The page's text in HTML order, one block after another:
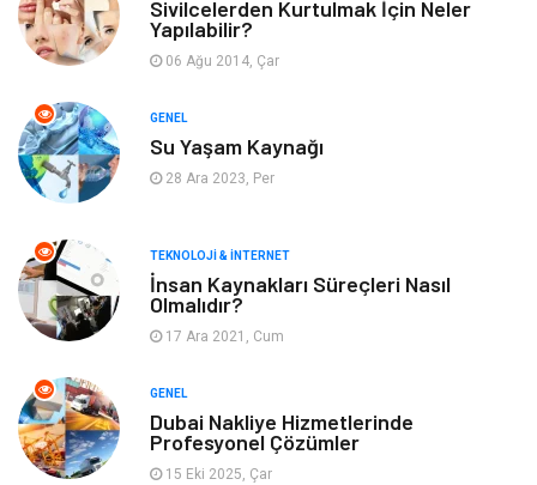
Giyim
Yeme & İçme
Keyif & Hobi Organizasyon
Gayrimenkul Spor
Finans& Ekonomi Anne & Çocuk
Genel Kültür
Ev İşleri
Sivilcelerden Kurtulmak İçin Neler
Yapılabilir?
06 Ağu 2014, Çar
GENEL
Su Yaşam Kaynağı
28 Ara 2023, Per
TEKNOLOJI & İNTERNET
İnsan Kaynakları Süreçleri Nasıl
Olmalıdır?
17 Ara 2021, Cum
GENEL
Dubai Nakliye Hizmetlerinde
Profesyonel Çözümler
15 Eki 2025, Çar